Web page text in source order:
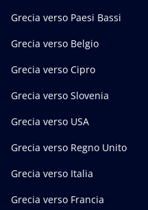
Grecia verso Paesi Bassi
Grecia verso Belgio
Grecia verso Cipro
Grecia verso Slovenia
Grecia verso USA
Grecia verso Regno Unito
Grecia verso Italia
Grecia verso Francia